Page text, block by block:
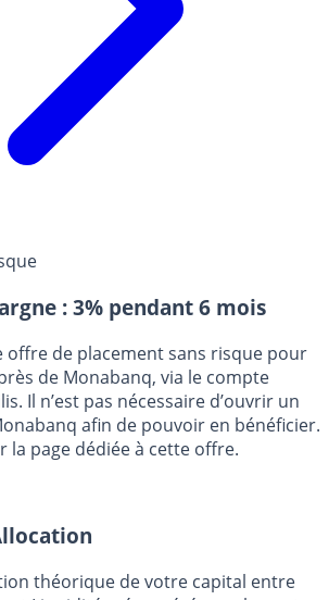
: 3% pendant 6 mois
offre de placement sans risque pour
de Monabanq, via le compte
Il n’est pas nécessaire d’ouvrir un
afin de pouvoir en bénéficier.
page dédiée à cette offre.